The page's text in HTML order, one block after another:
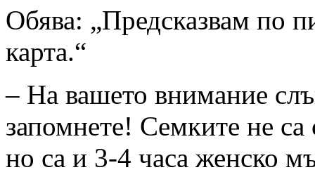
Обява: „Предсказвам по
карта.“
– На вашето внимание
запомнете! Семките не
но са и 3-4 часа женско